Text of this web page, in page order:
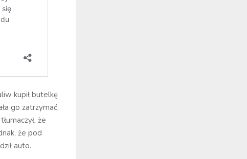
kupił butelkę
go zatrzymać,
że
że pod
auto.